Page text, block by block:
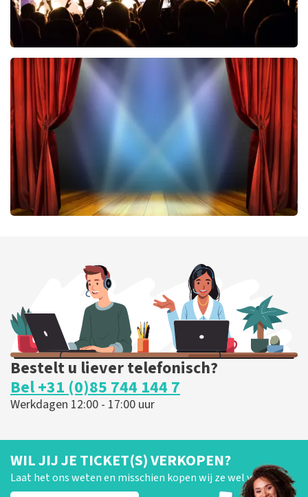
Don Omar
464 laatste 30 minuten
BESTEL NU
BESTEL NU
Bestelt u liever telefonisch?
Bel +31 (0)85 744 144 7
Werkdagen 12:00 - 17:00 uur
WIL JIJ JE TICKET(S) VERKOPEN?
Laat het ons weten en misschien kopen wij ze wel van je!